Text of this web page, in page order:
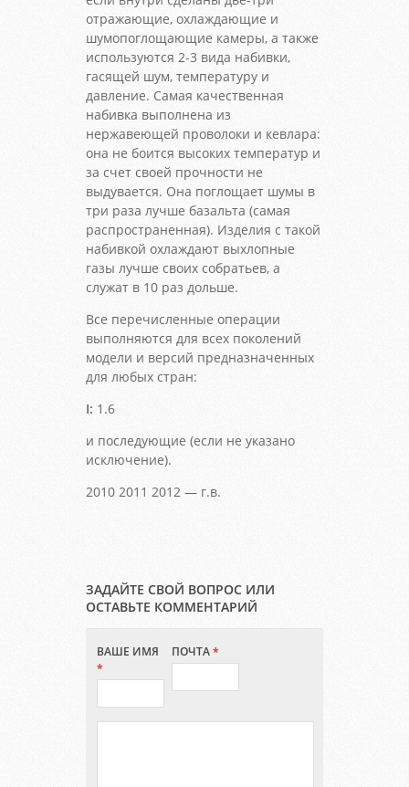
отражающие, охлаждающие и
шумопоглощающие камеры, а также
используются 2-3 вида набивки,
гасящей шум, температуру и
давление. Самая качественная
набивка выполнена из
нержавеющей проволоки и кевлара:
она не боится высоких температур и
за счет своей прочности не
выдувается. Она поглощает шумы в
три раза лучше базальта (самая
распространенная). Изделия с такой
набивкой охлаждают выхлопные
газы лучше своих собратьев, а
служат в 10 раз дольше.
Все перечисленные операции
выполняются для всех поколений
модели и версий предназначенных
для любых стран:
I: 1.6
и последующие (если не указано
исключение).
2010 2011 2012 — г.в.
ЗАДАЙТЕ СВОЙ ВОПРОС ИЛИ
ОСТАВЬТЕ КОММЕНТАРИЙ
ВАШЕ ИМЯ
*
ПОЧТА*